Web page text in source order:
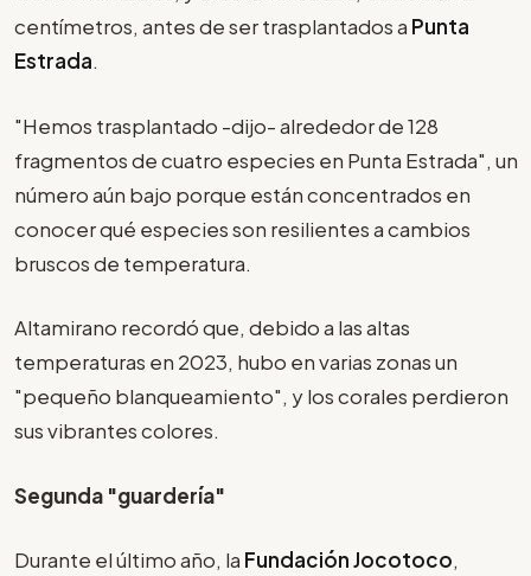
centímetros, antes de ser trasplantados a Punta
Estrada.
"Hemos trasplantado -dijo- alrededor de 128
fragmentos de cuatro especies en Punta Estrada", un
número aún bajo porque están concentrados en
conocer qué especies son resilientes a cambios
bruscos de temperatura.
Altamirano recordó que, debido a las altas
temperaturas en 2023, hubo en varias zonas un
"pequeño blanqueamiento", y los corales perdieron
sus vibrantes colores.
Segunda "guardería"
Durante el último año, la Fundación Jocotoco,